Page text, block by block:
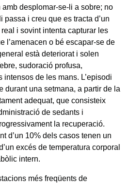
desplomar-se-li a sobre; no
passa i creu que es tracta d’un
i sovint intenta capturar les
l’amenacen o bé escapar-se de
està deteriorat i solen
sudoració profusa,
de les mans. L’episodi
durant una setmana, a partir de la
adequat, que consisteix
de sedants i
la recuperació.
d’un 10% dels casos tenen un
excés de temperatura corporal
intern.
més freqüents de